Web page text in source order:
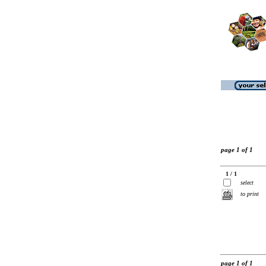
page 1 of 1
1 / 1
select
to print
page 1 of 1